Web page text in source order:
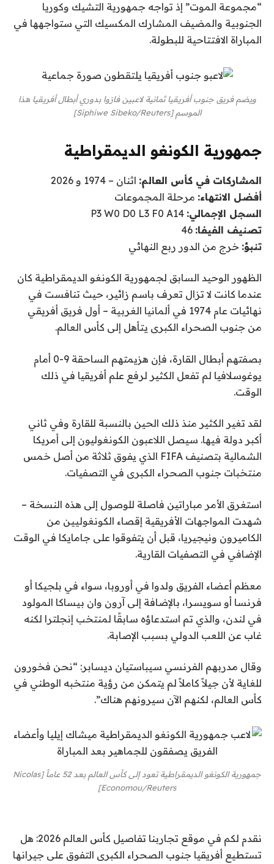
“مجموعة الموت” إذ تواجه جمهورية التشيك وكوريا
الجنوبية والمضيف المشارك المكسيك التي ستواجهها في
المباراة الافتتاحية للبطولة.
ويضم فريق جنوب أفريقيا ثمانية لاعبين فازوا بدوري أبطال أفريقيا هذا
الموسم [Siphiwe Sibeko/Reuters]
جمهورية الكونغو الديمقراطية
المشاركات في كأس العالم: اثنان – 1974 و 2026
أفضل الانتهاء: مرحلة المجموعات
السجل الإجمالي:
تصنيف الفيفا:
تنبؤ: خرج من الدور ربع النهائي
الظهور الوحيد السابق لجمهورية الكونغو الديمقراطية كان
عندما كانت لا تزال تعرف باسم زائير، حيث تنافست في
نهائيات عام 1974 في ألمانيا الغربية – أول فريق أفريقي
من جنوب الصحراء الكبرى يتأهل إلى كأس العالم.
بصفتهم أبطال القارة، فإن هزيمتهم الساحقة 9-0 أمام
يوغوسلافيا لم تفعل الكثير لرفع علم أفريقيا في ذلك
الوقت.
لقد تغير الكثير منذ ذلك الحين بالنسبة للقارة وفي ثاني
أكبر دولة فيها. سيصل اللاعبون الكونغوليون إلى أمريكا
الشمالية بتصنيف FIFA الذي يفوق ثلاثة من أصل خمس
منتخبات جنوب الصحراء الكبرى في التصفيات.
استغرق الأمر مباراتين فاصلة للوصول إلى هذه النسخة –
شهدت المواجهات الأفريقية إقصاء الكونغوليين من
الكاميرون ونيجيريا، قبل أن يتفوقوا على جامايكا في الوقت
الإضافي في التصفيات القارية.
معظم أعضاء الفريق ولدوا في أوروبا، سواء في بلجيكا أو
فرنسا أو سويسرا، بالإضافة إلى آرون وان بيساكا المولود
في لندن، والذي تم استدعاؤه سابقًا لمنتخب إنجلترا لكنه
غاب عن اللعب الدولي بسبب الإصابة.
وقال مدربهم الفرنسي سيباستيان ديسابر: “نحن فخورون
للغاية لأن جيلاً كاملاً لم يتمكن من رؤية منتخبه الوطني في
كأس العالم، لكنهم الآن سيرونهم هناك”.
جمهورية الكونغو الديمقراطية تعود إلى كأس العالم بعد 52 عاماً [Nicolas
Economou/Reuters]
نقدم لكم في موقع تجاربنا تفاصيل كأس العالم 2026: هل
تستطيع أفريقيا جنوب الصحراء الكبرى التفوق على جيرانها